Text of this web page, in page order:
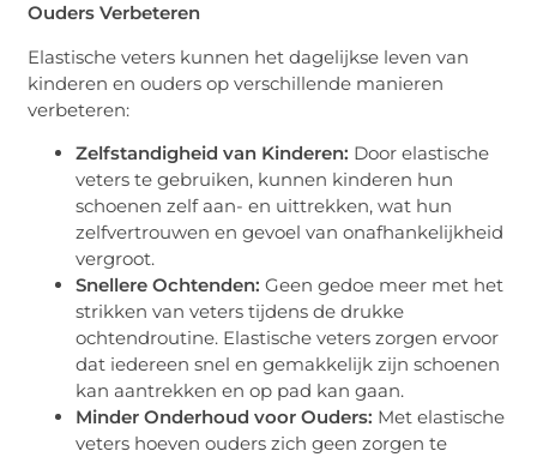
Ouders Verbeteren
Elastische veters kunnen het dagelijkse leven van
kinderen en ouders op verschillende manieren
verbeteren:
Zelfstandigheid van Kinderen: Door elastische
veters te gebruiken, kunnen kinderen hun
schoenen zelf aan- en uittrekken, wat hun
zelfvertrouwen en gevoel van onafhankelijkheid
vergroot.
Snellere Ochtenden: Geen gedoe meer met het
strikken van veters tijdens de drukke
ochtendroutine. Elastische veters zorgen ervoor
dat iedereen snel en gemakkelijk zijn schoenen
kan aantrekken en op pad kan gaan.
Minder Onderhoud voor Ouders: Met elastische
veters hoeven ouders zich geen zorgen te